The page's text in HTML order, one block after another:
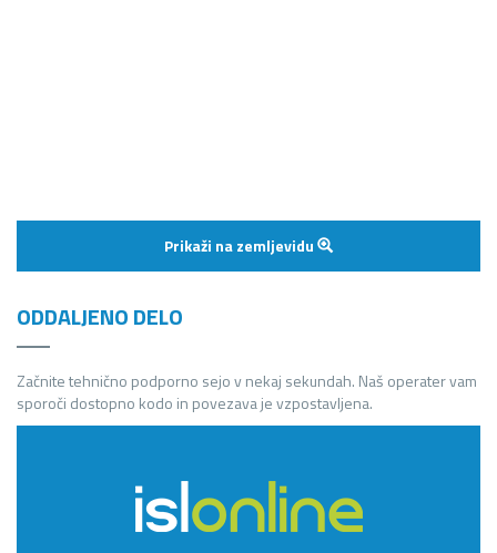
Prikaži na zemljevidu
ODDALJENO DELO
Začnite tehnično podporno sejo v nekaj sekundah. Naš operater vam
sporoči dostopno kodo in povezava je vzpostavljena.